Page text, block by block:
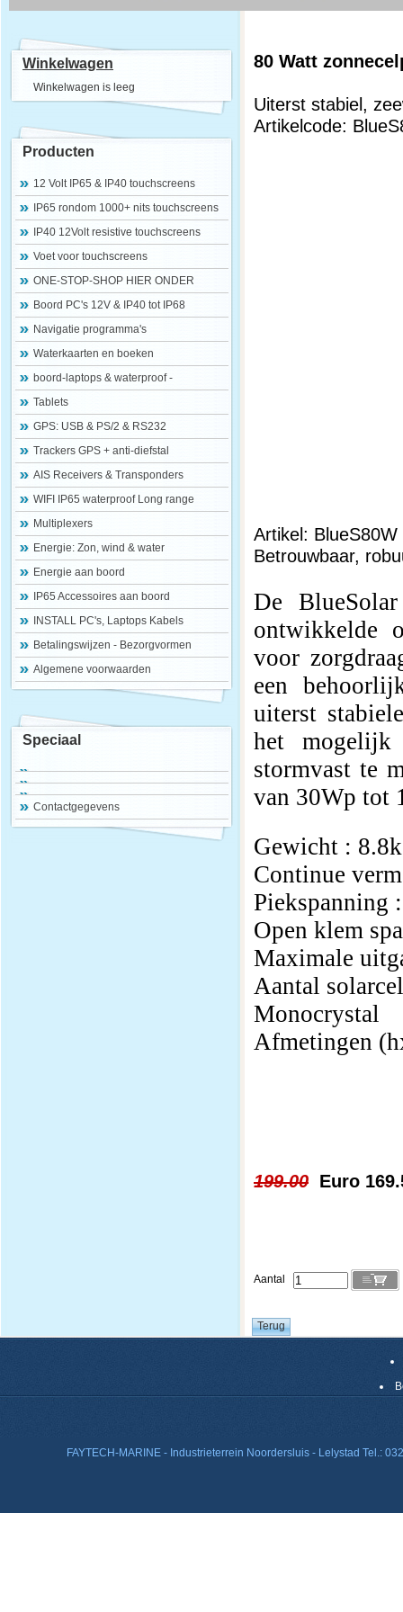
Winkelwagen
Winkelwagen is leeg
Producten
12 Volt IP65 & IP40 touchscreens
IP65 rondom 1000+ nits touchscreens
IP40 12Volt resistive touchscreens
Voet voor touchscreens
ONE-STOP-SHOP HIER ONDER
Boord PC's 12V & IP40 tot IP68
Navigatie programma's
Waterkaarten en boeken
boord-laptops & waterproof -
Tablets
GPS: USB & PS/2 & RS232
Trackers GPS + anti-diefstal
AIS Receivers & Transponders
WIFI IP65 waterproof Long range
Multiplexers
Energie: Zon, wind & water
Energie aan boord
IP65 Accessoires aan boord
INSTALL PC's, Laptops Kabels
Betalingswijzen - Bezorgvormen
Algemene voorwaarden
Speciaal
Contactgegevens
80 Watt
Uiterst stabiel,
Artikelcode:
Artikel: BlueS80W
Betrouwbaar,
De
ontwikkelde
voor
een
uiterst
het mogelijk
stormvast te
van 30Wp tot
Gewicht :
Continue
Piekspanning
Open klem
Maximale
Aantal
Monocrystal
Afmetingen
199.00 Euro
Aantal
FAYTECH-MARINE - Industrieterrein Noordersluis - Lelystad Tel.: